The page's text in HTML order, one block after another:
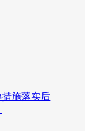
措施落实后